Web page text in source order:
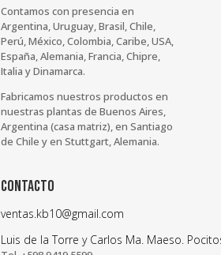
Contamos con presencia en
Argentina, Uruguay, Brasil, Chile,
Perú, México, Colombia, Caribe, USA,
España, Alemania, Francia, Chipre,
Italia y Dinamarca.
Fabricamos nuestros productos en
nuestras plantas de Buenos Aires,
Argentina (casa matriz), en Santiago
de Chile y en Stuttgart, Alemania.
CONTACTO
ventas.kb10@gmail.com
Luis de la Torre y Carlos Ma. Maeso.